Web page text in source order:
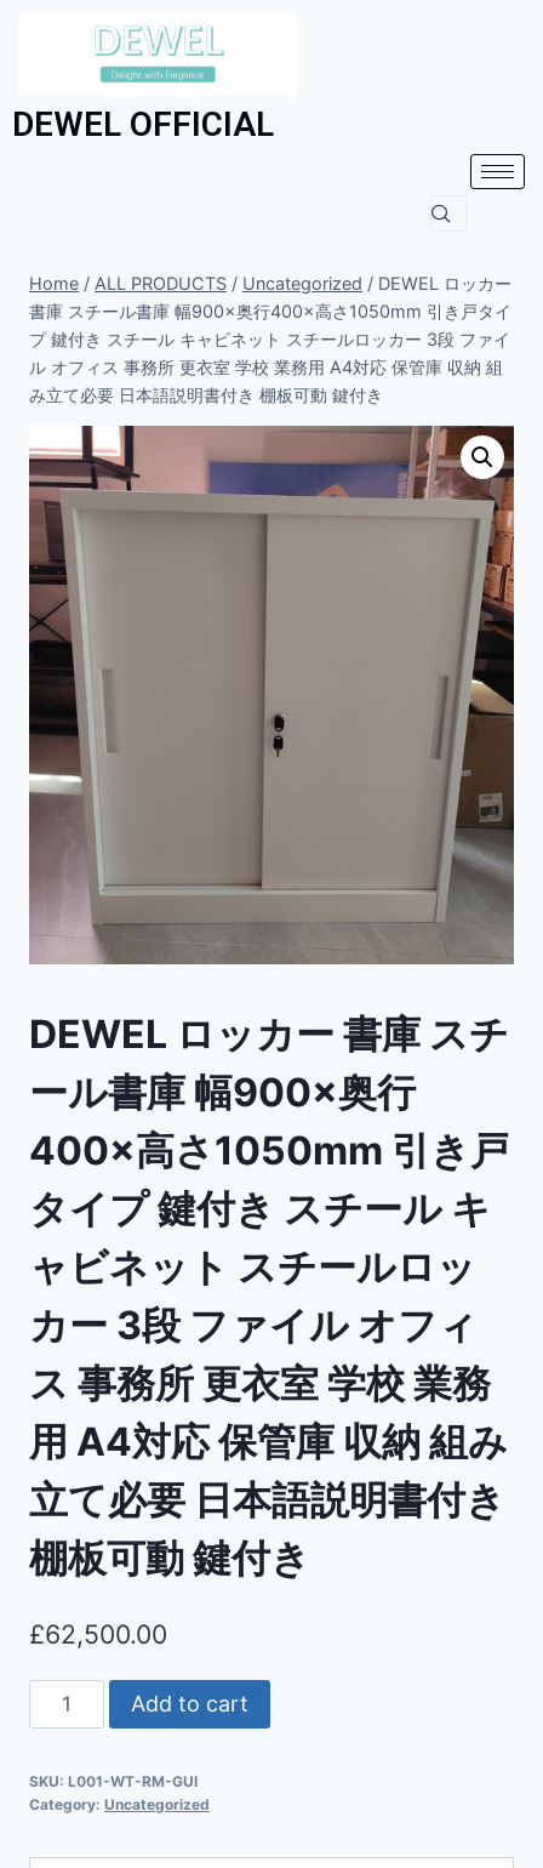
DEWEL OFFICIAL
Home / ALL PRODUCTS / Uncategorized / DEWEL ロッカー
書庫 スチール書庫 幅900×奥行400×高さ1050mm 引き戸タイ
プ 鍵付き スチール キャビネット スチールロッカー 3段 ファイ
ル オフィス 事務所 更衣室 学校 業務用 A4対応 保管庫 収納 組
み立て必要 日本語説明書付き 棚板可動 鍵付き
DEWEL ロッカー 書庫 スチ
ール書庫 幅900×奥行
400×高さ1050mm 引き戸
タイプ 鍵付き スチール キ
ャビネット スチールロッ
カー 3段 ファイル オフィ
ス 事務所 更衣室 学校 業務
用 A4対応 保管庫 収納 組み
立て必要 日本語説明書付き
棚板可動 鍵付き
£62,500.00
Add to cart
SKU: L001-WT-RM-GUI
Category: Uncategorized